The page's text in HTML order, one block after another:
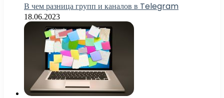
В чем разница групп и каналов в Telegram
18.06.2023